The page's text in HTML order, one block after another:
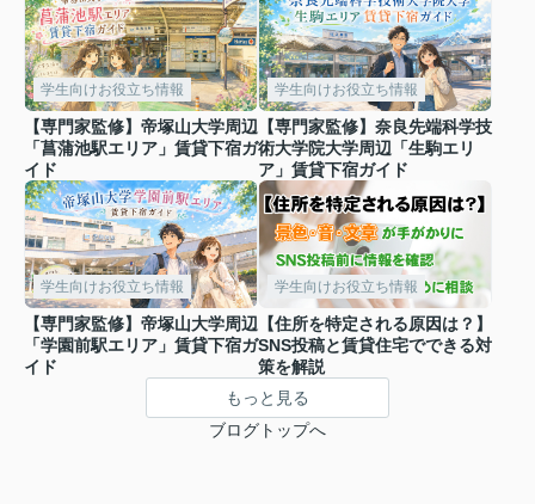
学生向けお役立ち情報
【専門家監修】帝塚山大学周辺
「菖蒲池駅エリア」賃貸下宿ガ
イド
学生向けお役立ち情報
【専門家監修】奈良先端科学技
術大学院大学周辺「生駒エリ
ア」賃貸下宿ガイド
学生向けお役立ち情報
【専門家監修】帝塚山大学周辺
「学園前駅エリア」賃貸下宿ガ
イド
学生向けお役立ち情報
【住所を特定される原因は？】
SNS投稿と賃貸住宅でできる対
策を解説
もっと見る
ブログトップへ